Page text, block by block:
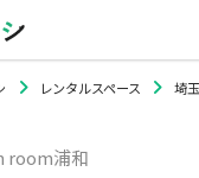
レンタルスペース 埼
room浦和